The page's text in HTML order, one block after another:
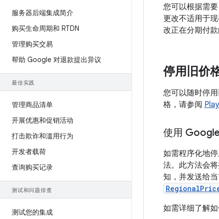
服务器后端集成简介
购买生命周期和 RTDN
管理购买交易
帮助 Google 对退款提出异议
最佳实践
管理商品清单
开展优惠和促销活动
打击欺诈和滥用行为
开发者载荷
查询购买记录
测试和问题排查
测试您的集成
您可以根据需
更改不适用于
改正在分期付
停用旧价
您可以随时停
格，请参阅
使用
如需程序化地
法。此方法会
知，并发送给
如需详细了解